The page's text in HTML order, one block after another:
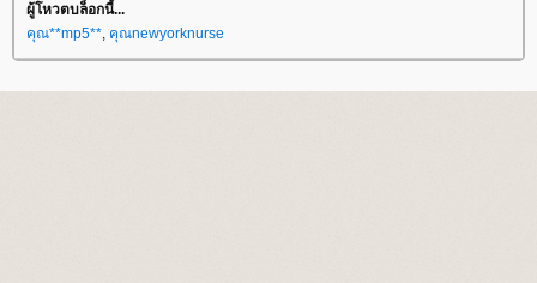
ผู้โหวตบล็อกนี้...
คุณ**mp5**, คุณnewyorknurse